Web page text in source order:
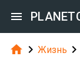

  Жизнь 